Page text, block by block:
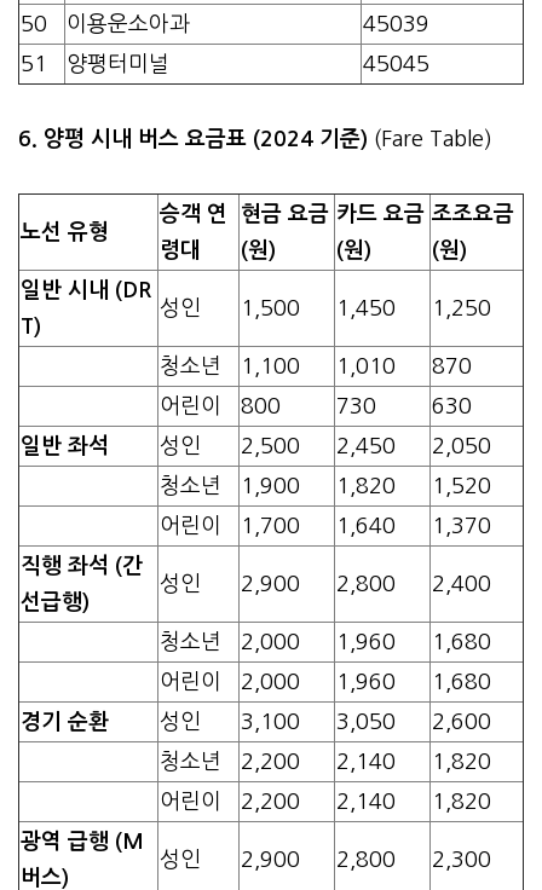
50
이용운소아과
45039
51
양평터미널 45045
6. 양평 시내 버스 요금표 (2024 기준) (Fare Table)
노선 유형
승객 연
령대
현금 요금
(원)
카드 요금
(원)
조조요금
(원)
일반 시내 (DR
T)
성인 1,500 1,450 1,250
청소년 1,100 1,010
870
어린이
800 730
630
일반 좌석
성인 2,500 2,450
2,050
청소년
1,900 1,820
1,520
어린이
1,700 1,640
1,370
직행 좌석 (간
선급행)
성인 2,900 2,800 2,400
청소년 2,000 1,960
1,680
어린이
2,000 1,960
1,680
경기 순환
성인 3,100 3,050
2,600
청소년
2,200 2,140
1,820
어린이
2,200 2,140
1,820
광역 급행 (M
버스)
성인 2,900 2,800 2,300